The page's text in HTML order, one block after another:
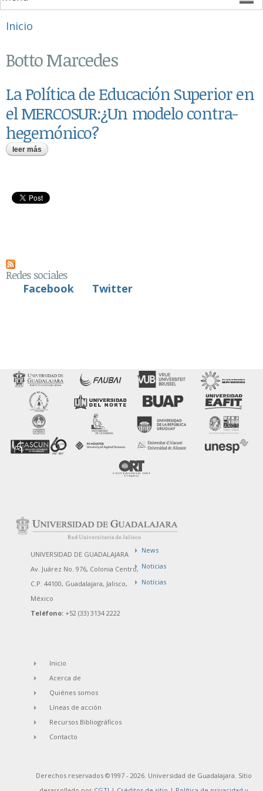
Se encuentra usted aquí
Inicio
Botto Marcedes
La Política de Educación Superior en
el MERCOSUR:¿Un modelo contra-
hegemónico?
leer más sobre la política de educación superior en el mercosur:¿un
modelo contra-hegemónico?
Redes sociales
Facebook
Twitter
UNIVERSIDAD DE GUADALAJARA
Av. Juárez No. 976, Colonia Centro,
C.P. 44100, Guadalajara, Jalisco,
México
Teléfono: +52 (33) 3134 2222
News
Noticias
Notícias
Inicio
Acerca de
Quiénes somos
Líneas de acción
Recursos Bibliográficos
Contacto
Derechos reservados ©1997 - 2026. Universidad de Guadalajara. Sitio